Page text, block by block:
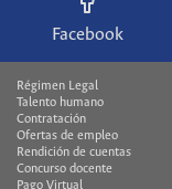
Facebook
Régimen Legal
Talento humano
Contratación
Ofertas de empleo
Rendición de cuentas
Concurso docente
Pago Virtual